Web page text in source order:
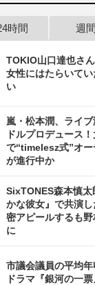
時間 週間
TOKIO山口達也さ
女性にはたらいて
い
嵐・松本潤、ライ
ドルプロデュース
で“timelesz式”オー
が進行中か
SixTONES森本慎太
かな彼女』で共演
密アピールするも
に
市議会議員の平均年
ドラマ『銀河の一